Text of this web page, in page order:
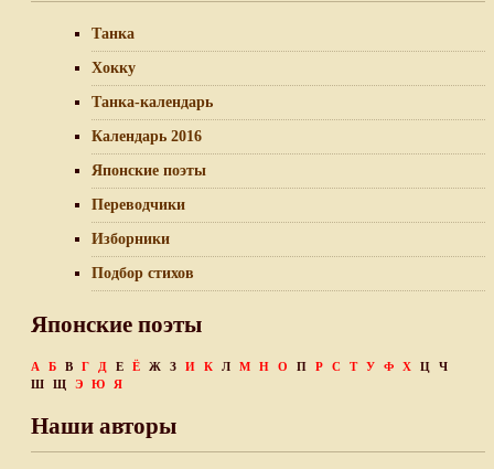
Танка
Хокку
Танка-календарь
Календарь 2016
Японские поэты
Переводчики
Изборники
Подбор стихов
Японские поэты
А Б В Г Д Е Ё Ж З И К Л М Н О П Р С Т У Ф Х Ц
Ч
Ш
Щ Э Ю Я
Наши авторы